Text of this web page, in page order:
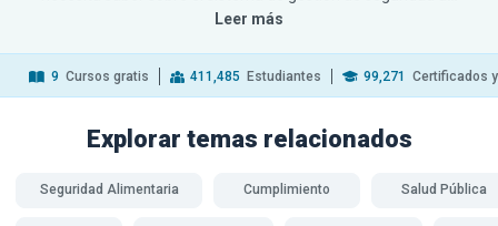
Leer más
9 Cursos gratis 411,485 Estudiantes 99,271 Certificados
Explorar temas relacionados
Seguridad Alimentaria Cumplimiento Salud Pública